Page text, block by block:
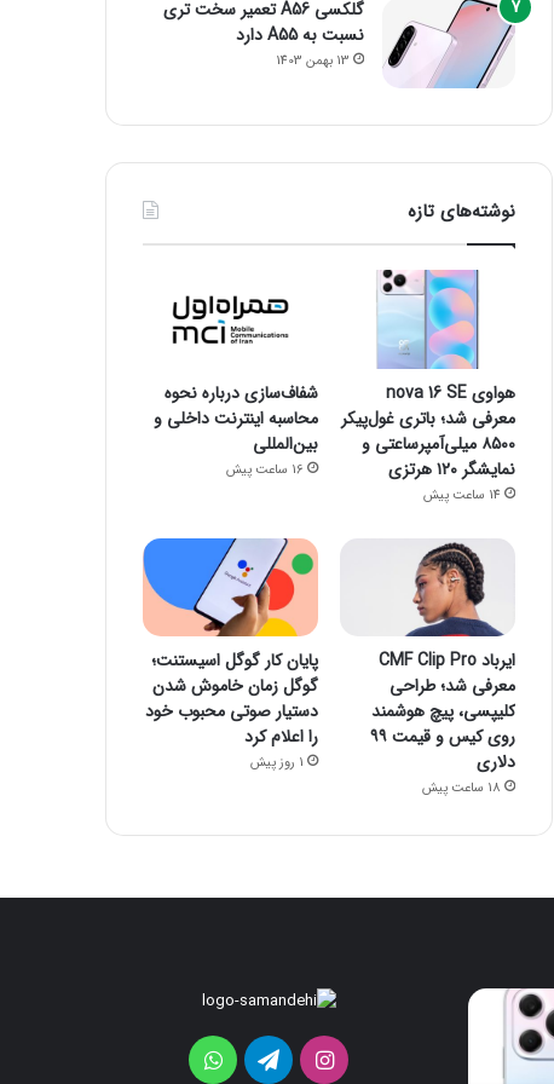
گلکسی A56 تعمیر سخت تری
نسبت به A55 دارد
13 بهمن 1403
نوشته‌های تازه
هواوی nova 16 SE
معرفی شد؛ باتری غول‌پیکر
۸۵۰۰ میلی‌آمپرساعتی و
نمایشگر ۱۲۰ هرتزی
14 ساعت پیش
شفاف‌سازی درباره نحوه
محاسبه اینترنت داخلی و
بین‌المللی
16 ساعت پیش
ایرباد CMF Clip Pro
معرفی شد؛ طراحی
کلیپسی، پیچ هوشمند
روی کیس و قیمت ۹۹
دلاری
18 ساعت پیش
پایان کار گوگل اسیستنت؛
گوگل زمان خاموش شدن
دستیار صوتی محبوب خود
را اعلام کرد
1 روز پیش
اینستاگرامتلگرام واتس